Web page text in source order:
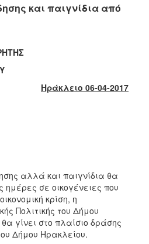
και παιγνίδια από
Ηράκλειο 06-04-2017
αλλά και παιγνίδια θα
ημέρες σε οικογένειες που
κρίση, η
Πολιτικής του Δήμου
γίνει στο πλαίσιο δράσης
Δήμου Ηρακλείου.